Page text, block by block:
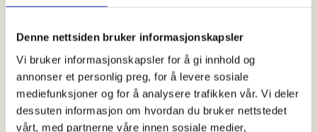
Denne nettsiden bruker informasjonskapsler
Vi bruker informasjonskapsler for å gi innhold og
annonser et personlig preg, for å levere sosiale
mediefunksjoner og for å analysere trafikken vår. Vi deler
dessuten informasjon om hvordan du bruker nettstedet
vårt, med partnerne våre innen sosiale medier,
Fast fredagsmøte i
Ungdomsutvalget SJFF
(SJFFU)